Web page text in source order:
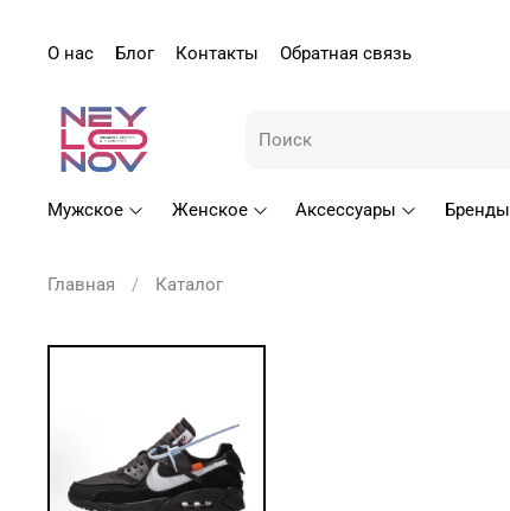
О нас Блог Контакты Обратная связь
Мужское Женское Аксессуары Бренды
Главная Каталог